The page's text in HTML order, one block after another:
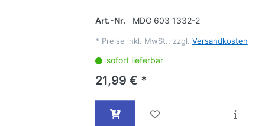
Art.-Nr. MDG 603 1332-2
* Preise inkl. MwSt., zzgl. Versandkosten
sofort lieferbar
21,99 € *